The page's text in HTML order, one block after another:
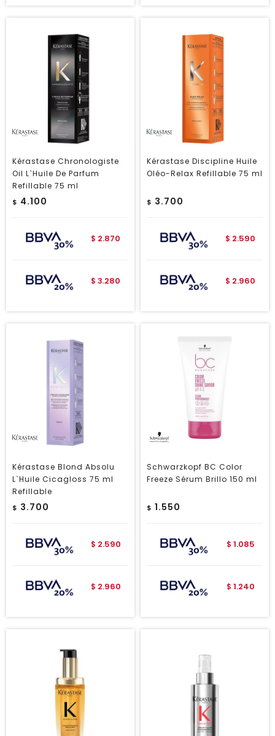
Kérastase Chronologiste
Oil L`Huile De Parfum
Refillable 75 ml
$ 4.100
$ 2.870
$ 3.280
Kérastase Discipline Huile
Oléo-Relax Refillable 75 ml
$ 3.700
$ 2.590
$ 2.960
Kérastase Blond Absolu
L`Huile Cicagloss 75 ml
Refillable
$ 3.700
$ 2.590
$ 2.960
Schwarzkopf BC Color
Freeze Sérum Brillo 150 ml
$ 1.550
$ 1.085
$ 1.240